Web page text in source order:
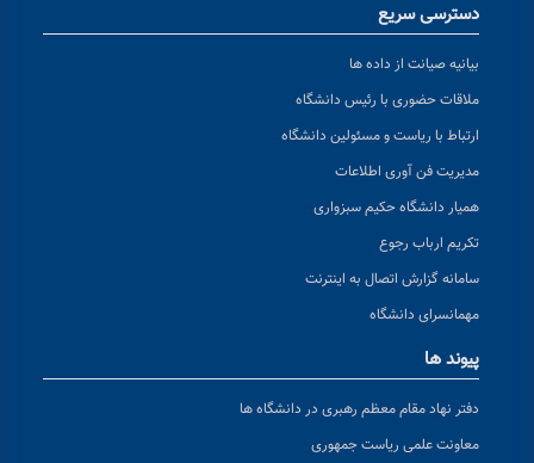
دسترسی سریع
بیانیه صیانت از داده ها
ملاقات حضوری با رئیس دانشگاه
ارتباط با ریاست و مسئولین دانشگاه
مدیریت فن آوری اطلاعات
همیار دانشگاه حکیم سبزواری
تکریم ارباب رجوع
سامانه گزارش اتصال به اینترنت
مهمانسرای دانشگاه
پیوند ها
دفتر نهاد مقام معظم رهبری در دانشگاه ها
معاونت علمی ریاست جمهوری